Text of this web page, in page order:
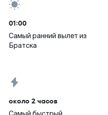
01:00
Самый ранний вылет из
Братска
около 2 часов